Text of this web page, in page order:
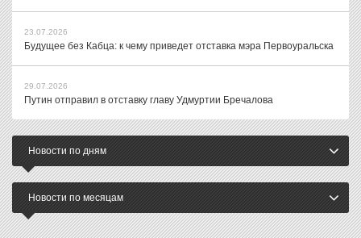
23.07.2026
Будущее без Кабца: к чему приведет отставка мэра Первоуральска
29.07.2026
Путин отправил в отставку главу Удмуртии Бречалова
Новости по дням
Новости по месяцам